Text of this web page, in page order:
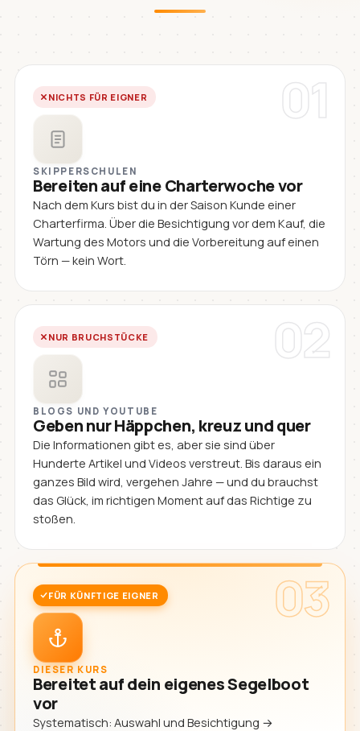
01
NICHTS FÜR EIGNER
SKIPPERSCHULEN
Bereiten auf eine Charterwoche vor
Nach dem Kurs bist du in der Saison Kunde einer
Charterfirma. Über die Besichtigung vor dem Kauf, die
Wartung des Motors und die Vorbereitung auf einen
Törn — kein Wort.
02
NUR BRUCHSTÜCKE
BLOGS UND YOUTUBE
Geben nur Häppchen, kreuz und quer
Die Informationen gibt es, aber sie sind über
Hunderte Artikel und Videos verstreut. Bis daraus ein
ganzes Bild wird, vergehen Jahre — und du brauchst
das Glück, im richtigen Moment auf das Richtige zu
stoßen.
03
FÜR KÜNFTIGE EIGNER
DIESER KURS
Bereitet auf dein eigenes Segelboot
vor
Systematisch: Auswahl und Besichtigung →